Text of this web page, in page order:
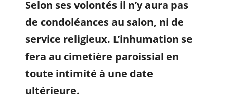
Selon ses volontés il n’y aura pas
de condoléances au salon, ni de
service religieux. L’inhumation se
fera au cimetière paroissial en
toute intimité à une date
ultérieure.